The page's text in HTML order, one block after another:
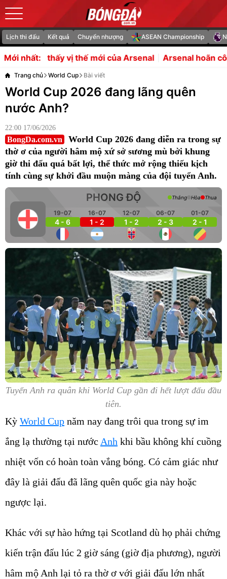
Lịch thi đấu Kết quả Chuyển nhượng ASEAN Championship
Mới nhất:
mới của Arsenal Arsenal hoãn công bố Guimaraes
Trang chủ World Cup Bài viết
World Cup 2026 đang lãng quên
nước Anh?
22:00 17/06/2026
BongDa.com.vn
World Cup 2026 đang diễn ra trong sự
thờ ơ của người hâm mộ xứ sở sương mù bởi khung
giờ thi đấu quá bất lợi, thể thức mở rộng thiếu kịch
tính cùng sự khởi đầu muộn màng của đội tuyển Anh.
PHONG ĐỘ
19-07
4 - 6
16-07
1 - 2
12-07
1 - 2
06-07
2 - 3
01-07
2 - 1
Thắng Hòa Thua
Tuyển Anh ra quân khi World Cup gần đi hết lượt đấu đầu
tiên.
Kỳ World Cup năm nay đang trôi qua trong sự im
ắng lạ thường tại nước Anh khi bầu không khí cuồng
nhiệt vốn có hoàn toàn vắng bóng. Có cảm giác như
đây là giải đấu đã lãng quên quốc gia này hoặc
ngược lại.
Khác với sự hào hứng tại Scotland dù họ phải chứng
kiến trận đấu lúc 2 giờ sáng (giờ địa phương), người
hâm mộ Anh lại tỏ ra thờ ơ với giải đấu lớn nhất